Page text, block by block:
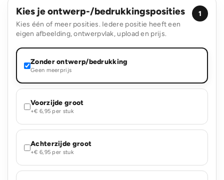
Kies je ontwerp-/bedrukkingsposities
Kies één of meer posities. Iedere positie heeft een
eigen afbeelding, ontwerpvlak, upload en prijs.
1
Zonder ontwerp/bedrukking
Geen meerprijs
Voorzijde groot
+€ 6,95 per stuk
Achterzijde groot
+€ 6,95 per stuk